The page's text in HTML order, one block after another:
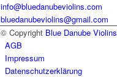
info@bluedanubeviolins.com
bluedanubeviolins@gmail.com
© Copyright Blue Danube Violins
AGB
Impressum
Datenschutzerklärung